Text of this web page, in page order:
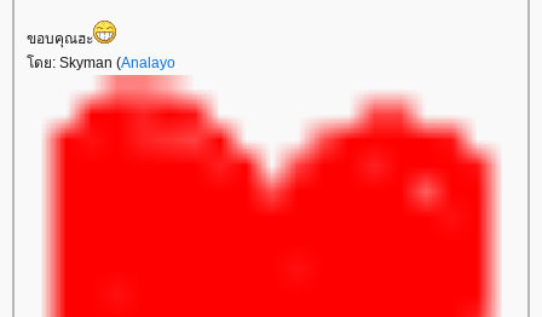
ขอบคุณฮะ
ดย: Skyman (Analayo